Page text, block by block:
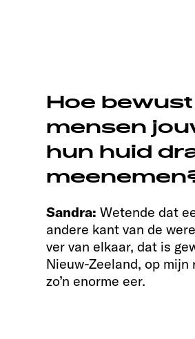
Hoe
mensen
hun huid
Sandra: Wetende dat
andere kant van de
ver van elkaar, dat is
Nieuw-Zeeland, op
zo’n enorme eer.